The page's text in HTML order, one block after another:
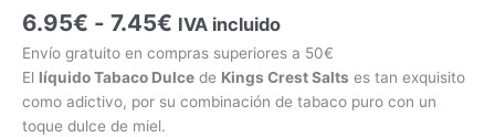
6.95€ - 7.45€ IVA incluido
Envío gratuito en compras superiores a 50€
El líquido Tabaco Dulce de Kings Crest Salts es tan exquisito
como adictivo, por su combinación de tabaco puro con un
toque dulce de miel.
cantidad